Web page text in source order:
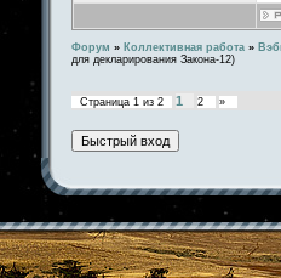
Форум » Коллективная работа »
для декларирования Закона-12)
Страница 1 из 2 1 2 »